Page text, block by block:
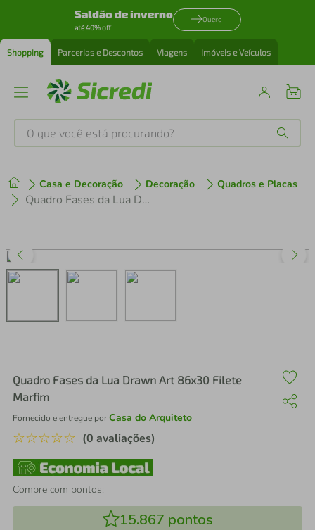
Saldão de inverno
até 40% off
Quero
Shopping Parcerias e Descontos Viagens Imóveis e Veículos
O que você está procurando?
Casa e Decoração Decoração Quadros e Placas
Quadro Fases da Lua Drawn Art 86x30 Filete Marfim
Quadro Fases da Lua Drawn Art 86x30 Filete
Marfim
Fornecido e entregue porCasa do Arquiteto
☆☆☆☆☆ (0 avaliações)
Compre com pontos:
15.867 pontos
1º tenis
perfume